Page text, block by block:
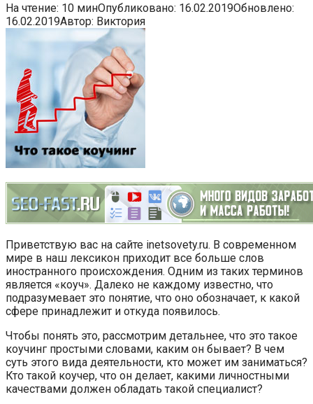
На чтение: 10 минОпубликовано: 16.02.2019Обновлено:
16.02.2019Автор: Виктория
Приветствую вас на сайте inetsovety.ru. В современном
мире в наш лексикон приходит все больше слов
иностранного происхождения. Одним из таких терминов
является «коуч». Далеко не каждому известно, что
подразумевает это понятие, что оно обозначает, к какой
сфере принадлежит и откуда появилось.
Чтобы понять это, рассмотрим детальнее, что это такое
коучинг простыми словами, каким он бывает? В чем
суть этого вида деятельности, кто может им заниматься?
Кто такой коучер, что он делает, какими личностными
качествами должен обладать такой специалист?